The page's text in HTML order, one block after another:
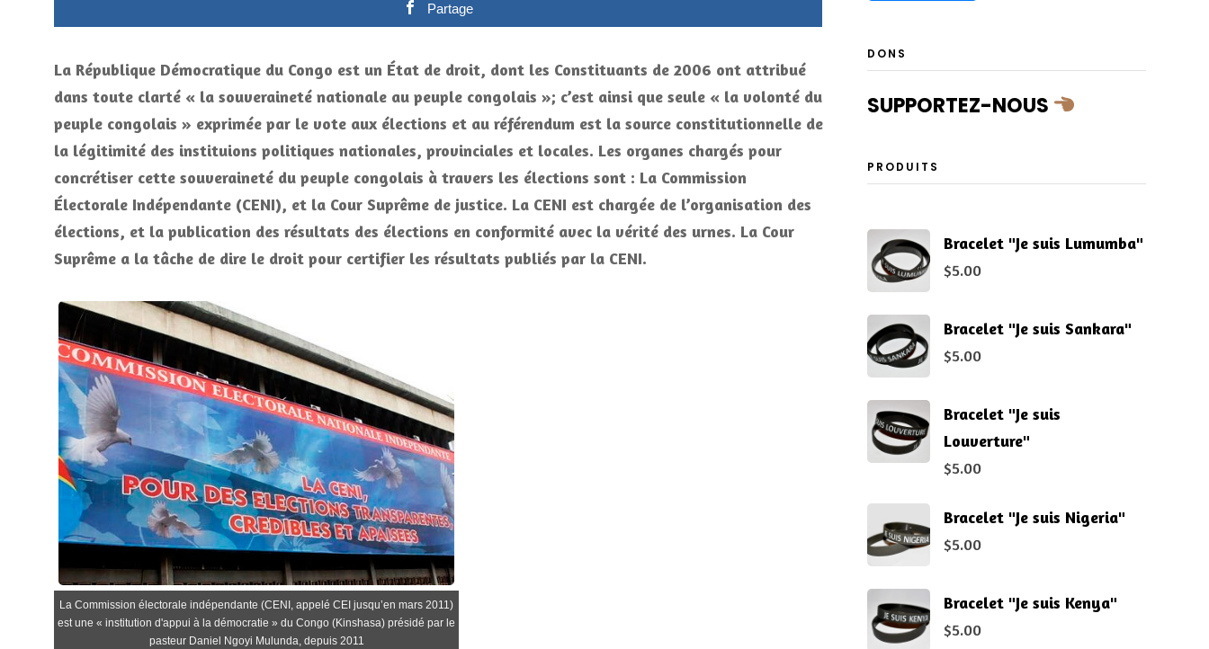
Partage
La République Démocratique du Congo est un État de droit, dont les Constituants de 2006 ont attribué
dans toute clarté « la souveraineté nationale au peuple congolais »; c’est ainsi que seule « la volonté du
peuple congolais » exprimée par le vote aux élections et au référendum est la source constitutionnelle de
la légitimité des instituions politiques nationales, provinciales et locales. Les organes chargés pour
concrétiser cette souveraineté du peuple congolais à travers les élections sont : La Commission
Électorale Indépendante (CENI), et la Cour Suprême de justice. La CENI est chargée de l’organisation des
élections, et la publication des résultats des élections en conformité avec la vérité des urnes. La Cour
Suprême a la tâche de dire le droit pour certifier les résultats publiés par la CENI.
La Commission électorale indépendante (CENI, appelé CEI jusqu’en mars 2011)
est une « institution d'appui à la démocratie » du Congo (Kinshasa) présidé par le
pasteur Daniel Ngoyi Mulunda, depuis 2011
DONS
SUPPORTEZ-NOUS
PRODUITS
Bracelet "Je suis Lumumba"
$5.00
Bracelet "Je suis Sankara"
$5.00
Bracelet "Je suis
Louverture"
$5.00
Bracelet "Je suis Nigeria"
$5.00
Bracelet "Je suis Kenya"
$5.00